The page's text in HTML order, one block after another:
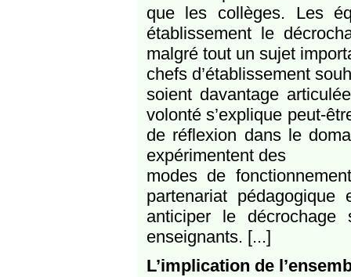
que les collèges. Les
établissement le
malgré tout un sujet
chefs d’établissement
soient davantage
volonté s’explique peut-
de réflexion dans le
expérimentent des
modes de
partenariat
anticiper le
enseignants. [...]
L’implication de